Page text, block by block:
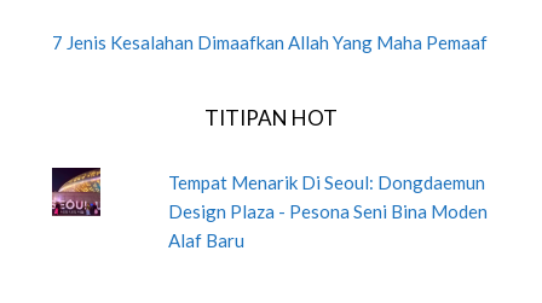
7 Jenis Kesalahan Dimaafkan Allah Yang Maha Pemaaf
TITIPAN HOT
Tempat Menarik Di Seoul: Dongdaemun
Design Plaza - Pesona Seni Bina Moden
Alaf Baru